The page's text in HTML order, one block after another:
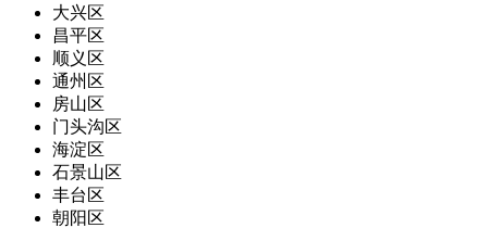
大兴区
昌平区
顺义区
通州区
房山区
门头沟区
海淀区
石景山区
丰台区
朝阳区